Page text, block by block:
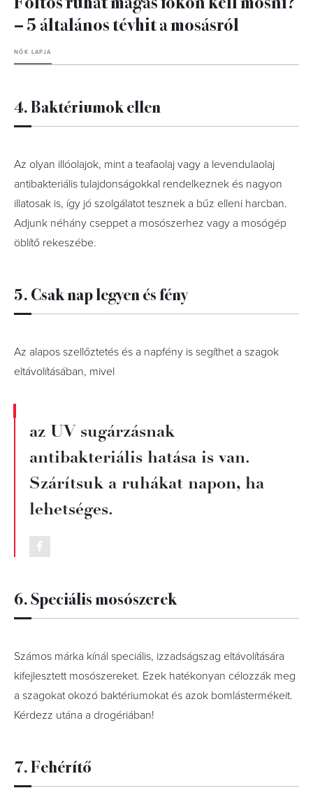
– 5 általános tévhit a mosásról
NŐK LAPJA
4. Baktériumok ellen
Az olyan illóolajok, mint a teafaolaj vagy a levendulaolaj
antibakteriális tulajdonságokkal rendelkeznek és nagyon
illatosak is, így jó szolgálatot tesznek a bűz elleni harcban.
Adjunk néhány cseppet a mosószerhez vagy a mosógép
öblítő rekeszébe.
5. Csak nap legyen és fény
Az alapos szellőztetés és a napfény is segíthet a szagok
eltávolításában, mivel
az UV sugárzásnak
antibakteriális hatása is van.
Szárítsuk a ruhákat napon, ha
lehetséges.
6. Speciális mosószerek
Számos márka kínál speciális, izzadságszag eltávolítására
kifejlesztett mosószereket. Ezek hatékonyan célozzák meg
a szagokat okozó baktériumokat és azok bomlástermékeit.
Kérdezz utána a drogériában!
7. Fehérítő